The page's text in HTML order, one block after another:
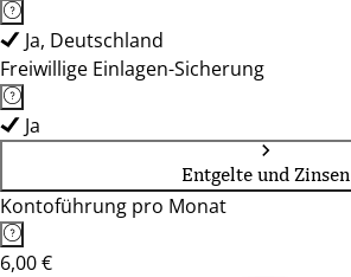
Ja, Deutschland
Freiwillige Einlagen-Sicherung
Ja
Entgelte und Zinsen
Kontoführung pro Monat
6,00 €